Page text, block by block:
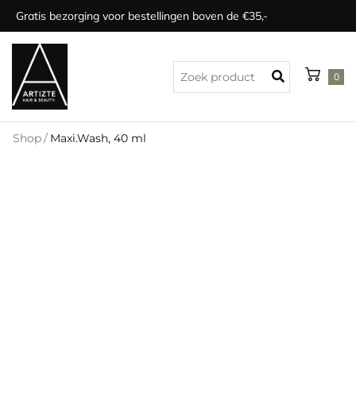
Gratis bezorging voor bestellingen boven de €35,-
0
Shop/ Maxi.Wash, 40 ml